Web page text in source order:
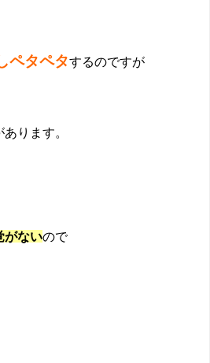
ペタペタするのですが
あります。
がないので